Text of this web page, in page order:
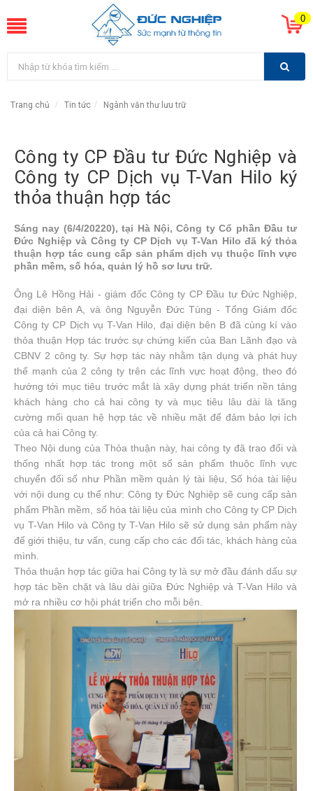
0
Trang chủ Tin tức Ngành văn thư lưu trữ
Công ty CP Đầu tư Đức Nghiệp và
Công ty CP Dịch vụ T-Van Hilo ký
thỏa thuận hợp tác
Sáng nay (6/4/20220), tại Hà Nội, Công ty Cổ phần Đầu tư
Đức Nghiệp và Công ty CP Dịch vụ T-Van Hilo đã ký thỏa
thuận hợp tác cung cấp sản phẩm dịch vụ thuộc lĩnh vực
phần mềm, số hóa, quản lý hồ sơ lưu trữ.
Ông Lê Hồng Hải - giám đốc Công ty CP Đầu tư Đức Nghiệp,
đại diện bên A, và ông Nguyễn Đức Tùng - Tổng Giám đốc
Công ty CP Dịch vụ T-Van Hilo, đại diện bên B đã cùng kí vào
thỏa thuận Hợp tác trước sự chứng kiến của Ban Lãnh đạo và
CBNV 2 công ty. Sự hợp tác này nhằm tận dụng và phát huy
thế mạnh của 2 công ty trên các lĩnh vực hoạt động, theo đó
hướng tới mục tiêu trước mắt là xây dựng phát triển nền tảng
khách hàng cho cả hai công ty và mục tiêu lâu dài là tăng
cường mối quan hệ hợp tác về nhiều mặt để đảm bảo lợi ích
của cả hai Công ty.
Theo Nội dung của Thỏa thuận này, hai công ty đã trao đổi và
thống nhất hợp tác trong một số sản phẩm thuộc lĩnh vực
chuyển đổi số như Phần mềm quản lý tài liệu, Số hóa tài liệu
với nội dung cụ thể như: Công ty Đức Nghiệp sẽ cung cấp sản
phẩm Phần mềm, số hóa tài liệu của mình cho Công ty CP Dịch
vụ T-Van Hilo và Công ty T-Van Hilo sẽ sử dụng sản phẩm này
để giới thiệu, tư vấn, cung cấp cho các đối tác, khách hàng của
mình.
Thỏa thuận hợp tác giữa hai Công ty là sự mở đầu đánh dấu sự
hợp tác bền chặt và lâu dài giữa Đức Nghiệp và T-Van Hilo và
mở ra nhiều cơ hội phát triển cho mỗi bên.